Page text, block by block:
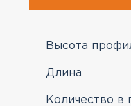
Высота
Длина
Количество в